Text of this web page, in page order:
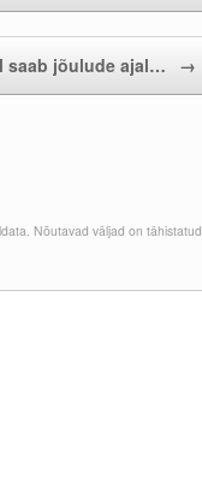
saab jõulude ajal… →
Nõutavad väljad on tähistatud